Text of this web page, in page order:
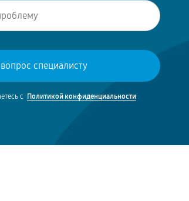
с Политикой конфиденциальности